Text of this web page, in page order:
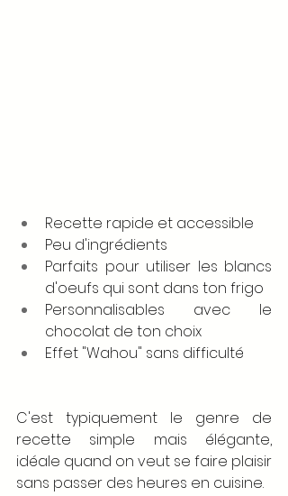
Recette rapide et accessible
Peu d'ingrédients
Parfaits pour utiliser les blancs
d'oeufs qui sont dans ton frigo
Personnalisables avec le
chocolat de ton choix
Effet "Wahou" sans difficulté
C'est typiquement le genre de
recette simple mais élégante,
idéale quand on veut se faire plaisir
sans passer des heures en cuisine.